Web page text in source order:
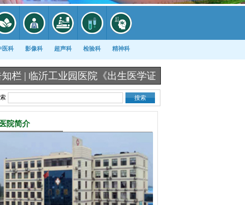
医科 影像科 超声科 检验科 精神科
工业园医院《出生医学证明》办理流程图 |
医院简介